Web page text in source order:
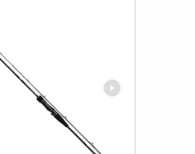
「エンゲツリミテッド」やダ
、細部にこだわった設計で耐
されたモデルもあります。こ